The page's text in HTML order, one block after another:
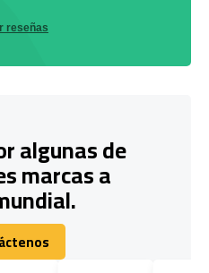
reseñas
algunas de
marcas a